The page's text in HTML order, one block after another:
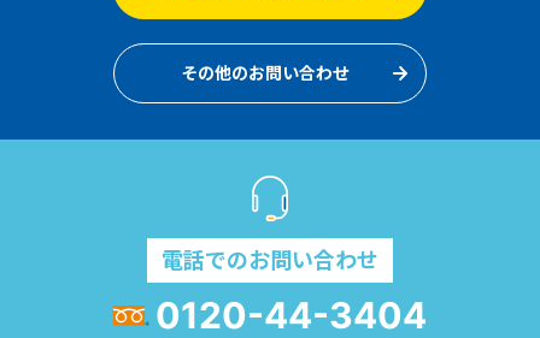
その他のお問い合わせ
電話でのお問い合わせ
0120-44-3404